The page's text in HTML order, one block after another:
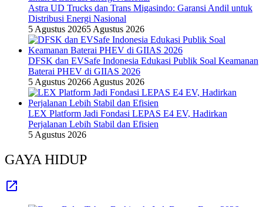
Astra UD Trucks dan Trans Migasindo: Garansi Andil untuk
Distribusi Energi Nasional
5 Agustus 20265 Agustus 2026
DFSK dan EVSafe Indonesia Edukasi Publik Soal Keamanan
Baterai PHEV di GIIAS 2026
5 Agustus 20266 Agustus 2026
LEX Platform Jadi Fondasi LEPAS E4 EV, Hadirkan
Perjalanan Lebih Stabil dan Efisien
5 Agustus 2026
GAYA HIDUP